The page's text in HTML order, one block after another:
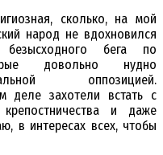
сколько, на мой
народ не вдохновился
бега по
довольно нудно
оппозицией.
деле захотели встать с
и даже
в интересах всех, чтобы